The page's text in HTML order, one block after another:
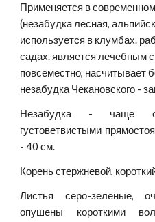
Применяется в
(незабудка лесная,
используется в клумбах.
садах. является лечебным
повсеместно, насчитывает
незабудка Чекановского -
Незабудка - чаще
густоветвистыми
- 40 см.
Корень стержневой,
Листья серо-зеленые,
опушены короткими